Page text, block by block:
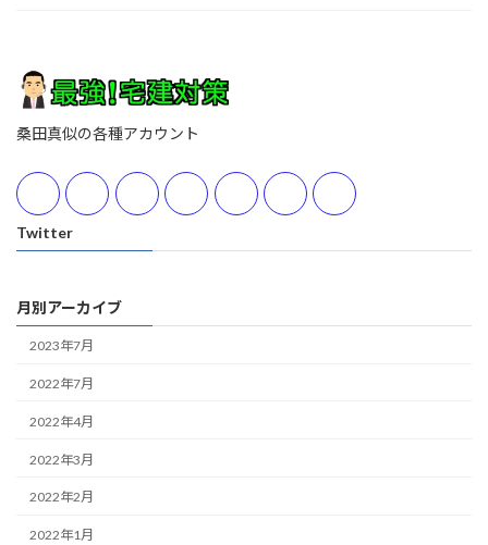
桑田真似の各種アカウント
Twitter
月別アーカイブ
2023年7月
2022年7月
2022年4月
2022年3月
2022年2月
2022年1月